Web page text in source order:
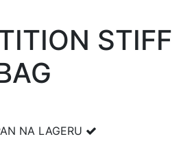
STIFF
NA LAGERU